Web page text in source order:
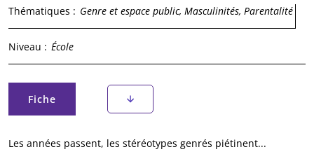
Thématiques : Genre et espace public, Masculinités, Parentalité
Niveau : École
Onglets principaux
Fiche
(onglet actif)
Les années passent, les stéréotypes genrés piétinent...